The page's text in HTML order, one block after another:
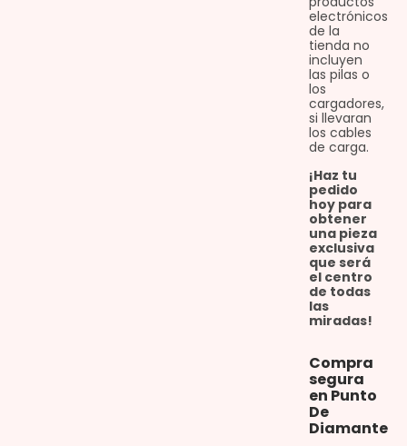
electrónicos
de la
tienda no
incluyen
las pilas o
los
cargadores,
si llevaran
los cables
de carga.
¡Haz tu
pedido
hoy para
obtener
una pieza
exclusiva
que será
el centro
de todas
las
miradas!
Compra
segura
en Punto
De
Diamante